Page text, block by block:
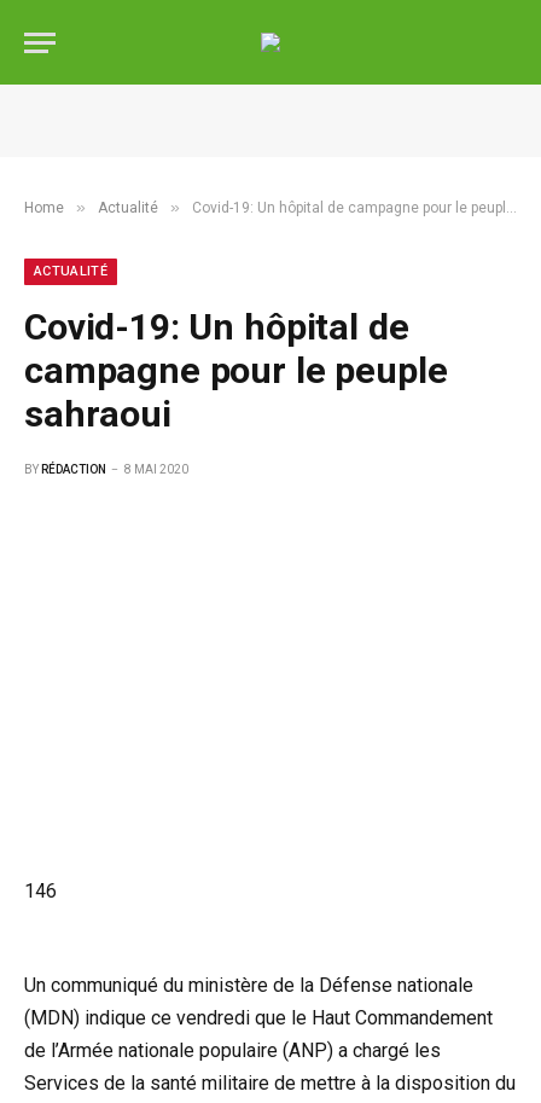
Home » Actualité » Covid-19: Un hôpital de campagne pour le peuple sahraoui
ACTUALITÉ
Covid-19: Un hôpital de
campagne pour le peuple
sahraoui
BY RÉDACTION 8 MAI 2020
146
Un communiqué du ministère de la Défense nationale
(MDN) indique ce vendredi que le Haut Commandement
de l’Armée nationale populaire (ANP) a chargé les
Services de la santé militaire de mettre à la disposition du